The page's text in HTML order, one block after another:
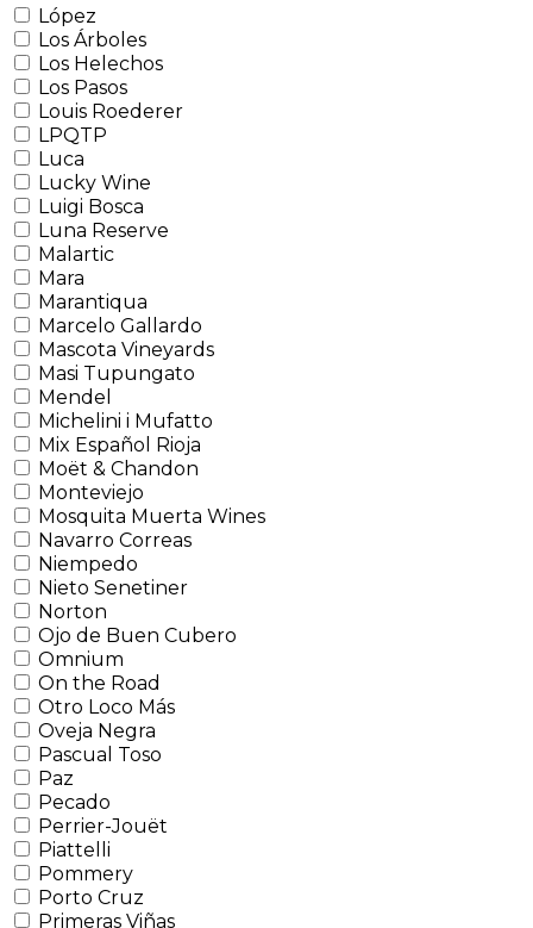
López
Los Árboles
Los Helechos
Los Pasos
Louis Roederer
LPQTP
Luca
Lucky Wine
Luigi Bosca
Luna Reserve
Malartic
Mara
Marantiqua
Marcelo Gallardo
Mascota Vineyards
Masi Tupungato
Mendel
Michelini i Mufatto
Mix Español Rioja
Moët & Chandon
Monteviejo
Mosquita Muerta Wines
Navarro Correas
Niempedo
Nieto Senetiner
Norton
Ojo de Buen Cubero
Omnium
On the Road
Otro Loco Más
Oveja Negra
Pascual Toso
Paz
Pecado
Perrier-Jouët
Piattelli
Pommery
Porto Cruz
Primeras Viñas